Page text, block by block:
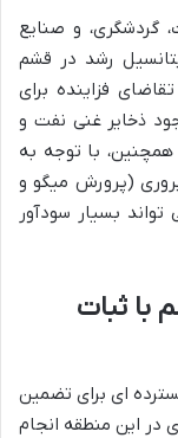
گردشگری، و صنایع
رشد در قشم
فزاینده برای
ذخایر غنی نفت و
با توجه به
(پرورش میگو و
بسیار سودآور
با ثبات
ای برای تضمین
در این منطقه انجام